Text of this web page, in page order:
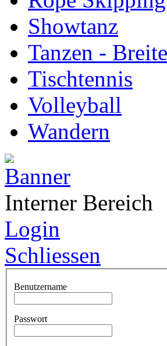
Showtanz
Tanzen -
Tischtennis
Volleyball
Wandern
Interner Bereich
Login
Schliessen
Benutzername
Passwort